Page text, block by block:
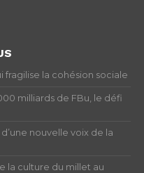
fragilise la cohésion sociale
milliards de FBu, le défi
d’une nouvelle voix de la
la culture du millet au